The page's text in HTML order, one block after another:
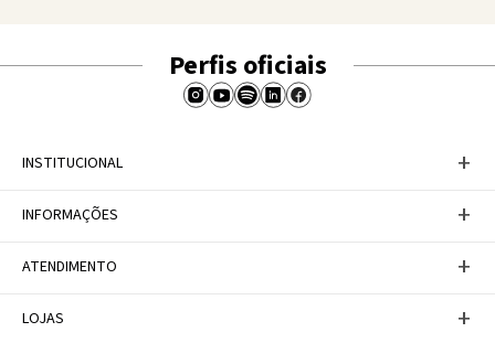
Perfis oficiais
INSTITUCIONAL +
A Marca
Trabalhe conosco
INFORMAÇÕES +
Política de Privacidade
Tabela de Medidas
ATENDIMENTO +
Personal Shopper
LOJAS +